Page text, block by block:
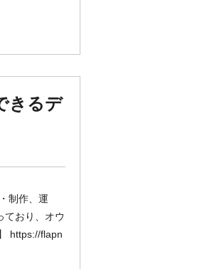
きるデ
制作、運
ており、オウ
https://flapn